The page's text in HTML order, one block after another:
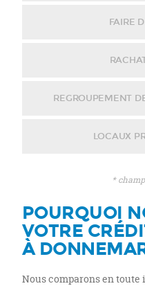
FAIRE
REGROUPEMENT
LOCAUX
*
POURQUOI
VOTRE
À
Nous comparons en